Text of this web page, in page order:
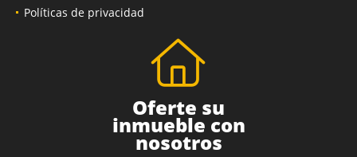
Políticas de privacidad
Oferte su
inmueble con
nosotros